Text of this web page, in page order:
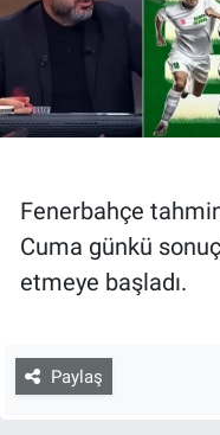
Fenerbahçe
Cuma günkü
etmeye başladı.
Paylaş